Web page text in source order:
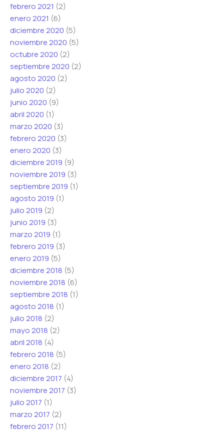
febrero 2021 (2)
enero 2021 (6)
diciembre 2020 (5)
noviembre 2020 (5)
octubre 2020 (2)
septiembre 2020 (2)
agosto 2020 (2)
julio 2020 (2)
junio 2020 (9)
abril 2020 (1)
marzo 2020 (3)
febrero 2020 (3)
enero 2020 (3)
diciembre 2019 (9)
noviembre 2019 (3)
septiembre 2019 (1)
agosto 2019 (1)
julio 2019 (2)
junio 2019 (3)
marzo 2019 (1)
febrero 2019 (3)
enero 2019 (5)
diciembre 2018 (5)
noviembre 2018 (6)
septiembre 2018 (1)
agosto 2018 (1)
julio 2018 (2)
mayo 2018 (2)
abril 2018 (4)
febrero 2018 (5)
enero 2018 (2)
diciembre 2017 (4)
noviembre 2017 (3)
julio 2017 (1)
marzo 2017 (2)
febrero 2017 (11)